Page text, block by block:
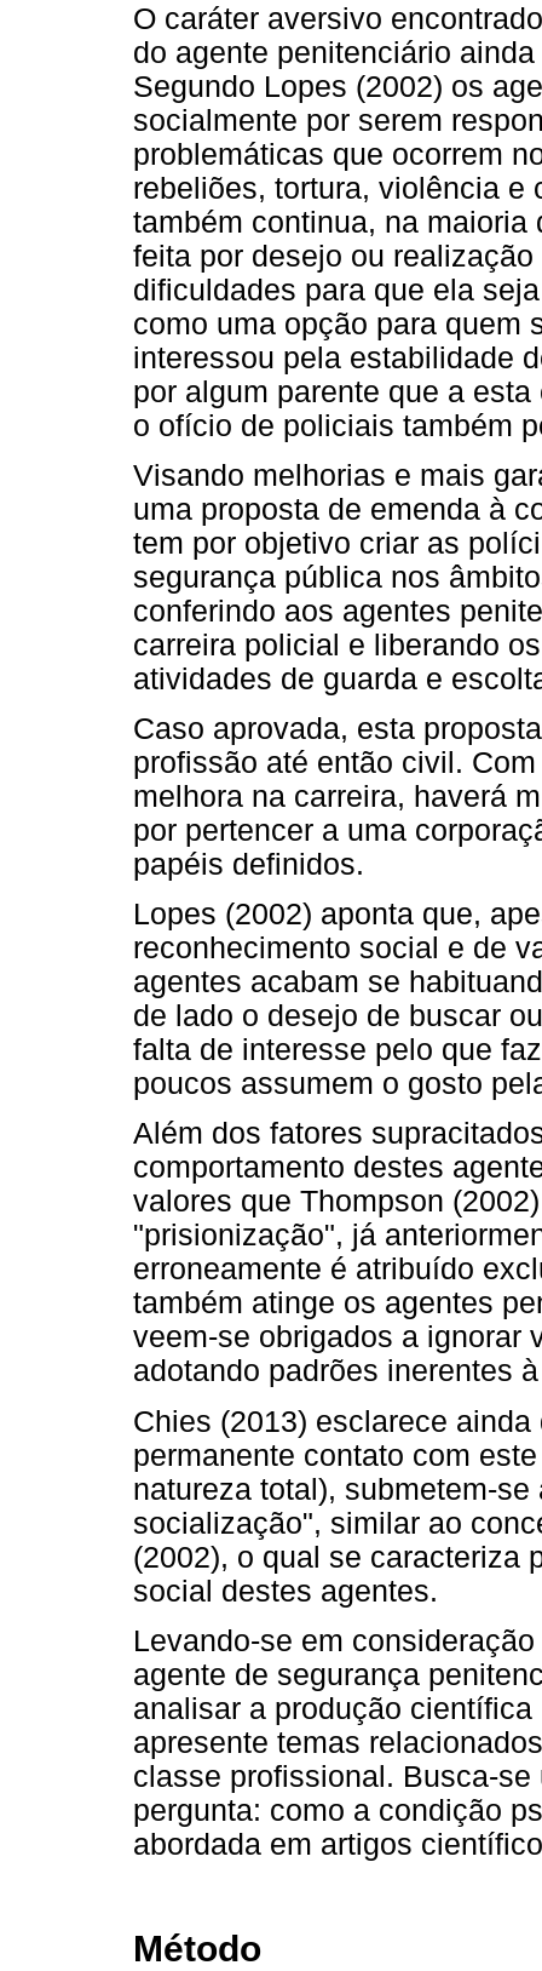
O caráter aversivo
do agente penitenciário
Segundo Lopes (2002) os
socialmente por serem
problemáticas que ocorrem
rebeliões, tortura, violência e
também continua, na
feita por desejo ou
dificuldades para que ela
como uma opção para quem
interessou pela estabilidade
por algum parente que a
o ofício de policiais também
Visando melhorias e mais
uma proposta de emenda à
tem por objetivo criar as
segurança pública nos
conferindo aos agentes
carreira policial e liberando
atividades de guarda e
Caso aprovada, esta
profissão até então civil.
melhora na carreira, haverá
por pertencer a uma
papéis definidos.
Lopes (2002) aponta que,
reconhecimento social e de
agentes acabam se
de lado o desejo de buscar
falta de interesse pelo que
poucos assumem o gosto
Além dos fatores
comportamento destes
valores que Thompson
"prisionização", já
erroneamente é atribuído
também atinge os agentes
veem-se obrigados a ignorar
adotando padrões inerentes
Chies (2013) esclarece
permanente contato com
natureza total), submetem-
socialização", similar ao
(2002), o qual se caracteriza
social destes agentes.
Levando-se em
agente de segurança
analisar a produção
apresente temas
classe profissional. Busca-
pergunta: como a condição
abordada em artigos
Método